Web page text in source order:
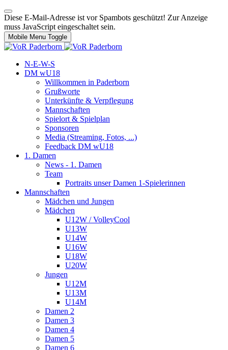
Diese E-Mail-Adresse ist vor Spambots geschützt! Zur Anzeige
muss JavaScript eingeschaltet sein.
Mobile Menu Toggle
N-E-W-S
DM wU18
Willkommen in Paderborn
Grußworte
Unterkünfte & Verpflegung
Mannschaften
Spielort & Spielplan
Sponsoren
Media (Streaming, Fotos, ...)
Feedback DM wU18
1. Damen
News - 1. Damen
Team
Portraits unser Damen 1-Spielerinnen
Mannschaften
Mädchen und Jungen
Mädchen
U12W / VolleyCool
U13W
U14W
U16W
U18W
U20W
Jungen
U12M
U13M
U14M
Damen 2
Damen 3
Damen 4
Damen 5
Damen 6